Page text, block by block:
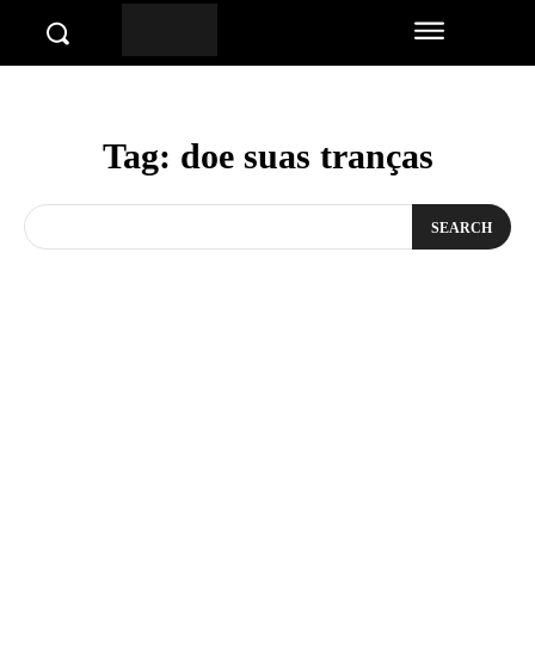
Tag: doe suas tranças
SEARCH